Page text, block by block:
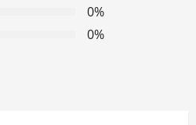
0%
0%